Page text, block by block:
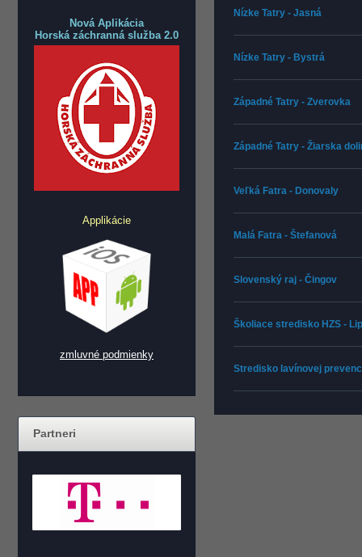
Nová Aplikácia
Horská záchranná služba 2.0
Applikácie
zmluvné podmienky
Partneri
Nízke Tatry - Jasná
Nízke Tatry - Bystrá
Západné Tatry - Zverovka
Západné Tatry - Žiarska
Veľká Fatra - Donovaly
Malá Fatra - Štefanová
Slovenský raj - Čingov
Školiace stredisko HZS -
Stredisko lavínovej